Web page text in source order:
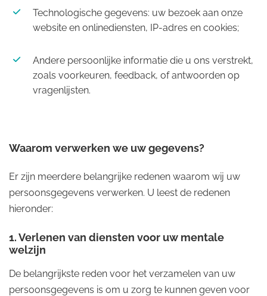
Technologische gegevens: uw bezoek aan onze
website en onlinediensten, IP-adres en cookies;
Andere persoonlijke informatie die u ons verstrekt,
zoals voorkeuren, feedback, of antwoorden op
vragenlijsten.
Waarom verwerken we uw gegevens?
Er zijn meerdere belangrijke redenen waarom wij uw
persoonsgegevens verwerken. U leest de redenen
hieronder:
1. Verlenen van diensten voor uw mentale
welzijn
De belangrijkste reden voor het verzamelen van uw
persoonsgegevens is om u zorg te kunnen geven voor